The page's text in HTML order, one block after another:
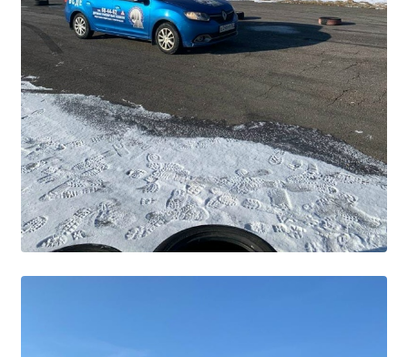
Заочное отделение
Локальные акты
ВОСПИТАТЕЛЬНАЯ РАБОТА
Безопасность на железной дороге
ГТО
Дополнительное образование
Информационная безопасность
Информация для детей-сирот
Памятные даты военной истории
Пожарная безопасность